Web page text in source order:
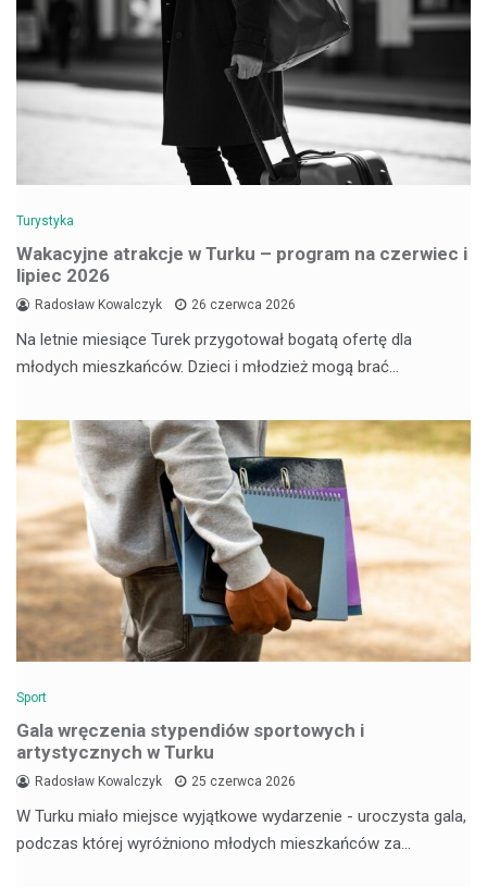
Turystyka
Wakacyjne atrakcje w Turku – program na czerwiec i
lipiec 2026
Radosław Kowalczyk 26 czerwca 2026
Na letnie miesiące Turek przygotował bogatą ofertę dla
młodych mieszkańców. Dzieci i młodzież mogą brać…
Sport
Gala wręczenia stypendiów sportowych i
artystycznych w Turku
Radosław Kowalczyk 25 czerwca 2026
W Turku miało miejsce wyjątkowe wydarzenie - uroczysta gala,
podczas której wyróżniono młodych mieszkańców za…